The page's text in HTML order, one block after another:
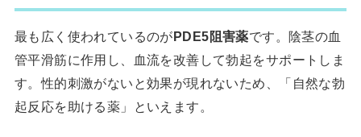
最も広く使われているのがPDE5阻害薬です。陰茎の血
管平滑筋に作用し、血流を改善して勃起をサポートしま
す。性的刺激がないと効果が現れないため、「自然な勃
起反応を助ける薬」といえます。